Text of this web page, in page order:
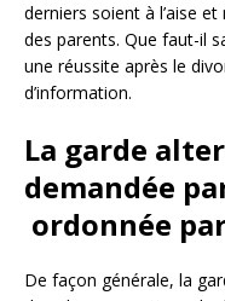
derniers soient à l’aise
des parents. Que faut-il
une réussite après le
d’information.
La garde
demandée
ordonnée
De façon générale, la